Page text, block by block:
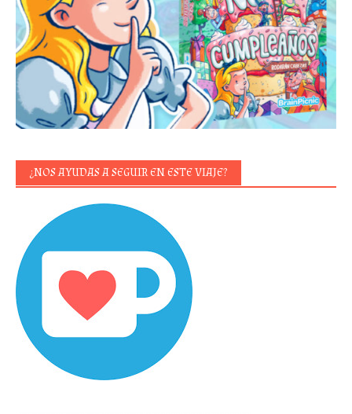
¿NOS AYUDAS A SEGUIR EN ESTE VIAJE?